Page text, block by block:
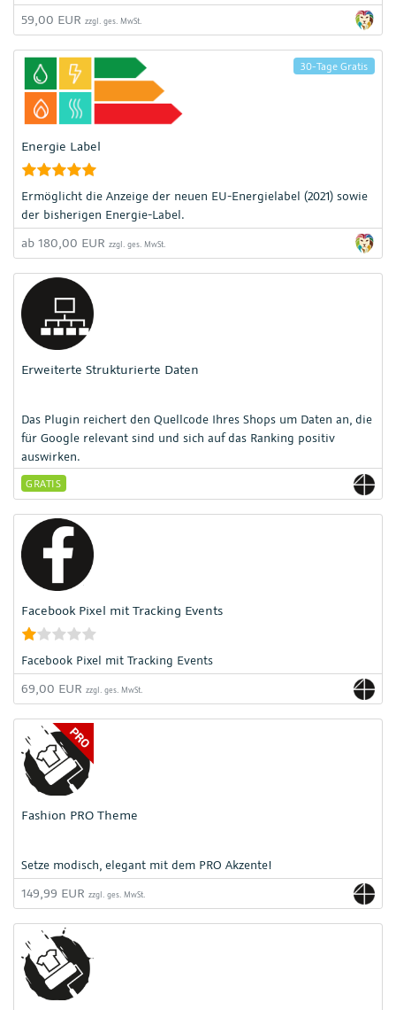
59,00 EUR zzgl. ges. MwSt.
30-Tage Gratis
Energie Label
Ermöglicht die Anzeige der neuen EU-Energielabel (2021) sowie
der bisherigen Energie-Label.
ab 180,00 EUR zzgl. ges. MwSt.
Erweiterte Strukturierte Daten
Das Plugin reichert den Quellcode Ihres Shops um Daten an, die
für Google relevant sind und sich auf das Ranking positiv
auswirken.
GRATIS
Facebook Pixel mit Tracking Events
Facebook Pixel mit Tracking Events
69,00 EUR zzgl. ges. MwSt.
Fashion PRO Theme
Setze modisch, elegant mit dem PRO Akzente!
149,99 EUR zzgl. ges. MwSt.